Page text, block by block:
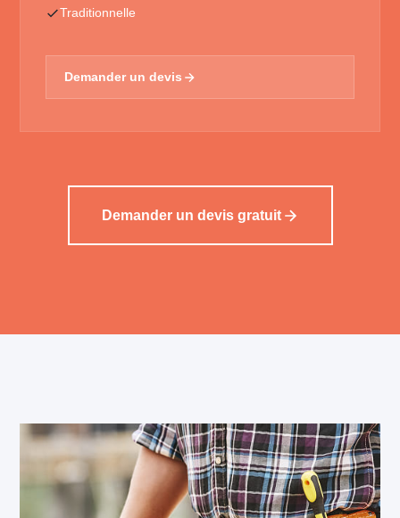
Traditionnelle
Demander un devis
Demander un devis gratuit